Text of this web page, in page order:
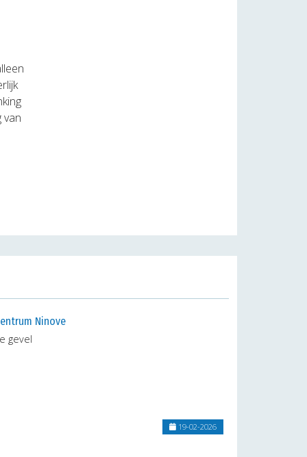
van
Ninove
gevel
19-02-2026